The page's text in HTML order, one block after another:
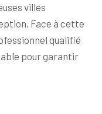
villes
Face à cette
qualifié
pour garantir